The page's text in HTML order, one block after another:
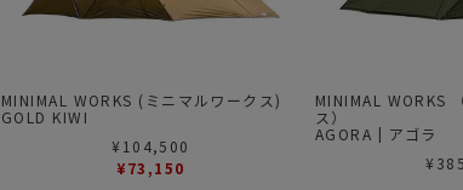
MINIMAL WORKS (ミニマルワークス)
GOLD KIWI
¥ 104,500
¥73,150
MINIMAL WORKS
ス）
AGORA | アゴラ
¥